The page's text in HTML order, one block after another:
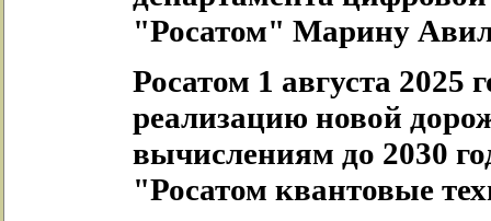
"Росатом" Марину
Росатом 1 августа 2025
реализацию новой
вычислениям до 2030
"Росатом квантовые